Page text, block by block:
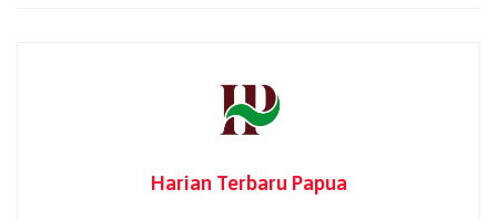
“Tidak memenuhi syarat formil permohonan, oleh karena
itu tidak terdapat keraguan bagi Mahkamah untuk
kabur,” kata Saldi di Ruang Sidang Pleno, Gedung 1 MK,
Harian Terbaru Papua